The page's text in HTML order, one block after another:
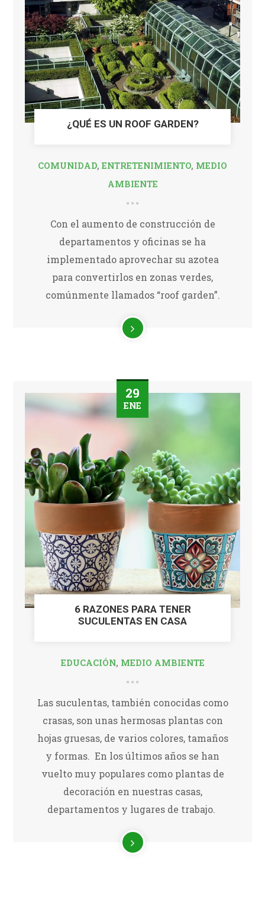
¿QUÉ ES UN ROOF GARDEN?
COMUNIDAD, ENTRETENIMIENTO, MEDIO
AMBIENTE
Con el aumento de construcción de
departamentos y oficinas se ha
implementado aprovechar su azotea
para convertirlos en zonas verdes,
comúnmente llamados “roof garden”.
29
ENE
6 RAZONES PARA TENER
SUCULENTAS EN CASA
EDUCACIÓN, MEDIO AMBIENTE
Las suculentas, también conocidas como
crasas, son unas hermosas plantas con
hojas gruesas, de varios colores, tamaños
y formas. En los últimos años se han
vuelto muy populares como plantas de
decoración en nuestras casas,
departamentos y lugares de trabajo.